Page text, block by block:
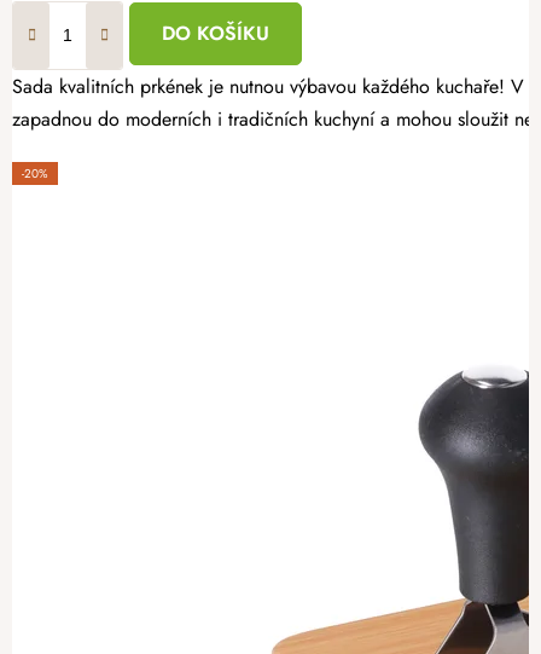
DO KOŠÍKU
Sada kvalitních prkének je nutnou výbavou každého kuchaře!
zapadnou do moderních i tradičních kuchyní a mohou sloužit
-20%